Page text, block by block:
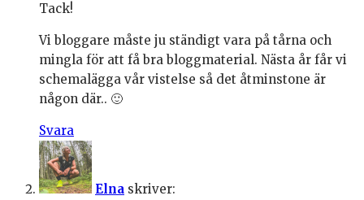
Tack!
Vi bloggare måste ju ständigt vara på tårna och
mingla för att få bra bloggmaterial. Nästa år får vi
schemalägga vår vistelse så det åtminstone är
någon där.. 🙂
Svara
Elna skriver: